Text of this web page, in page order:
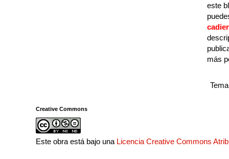
este
más
Creative Commons
Este obra está bajo una Licencia Creative Commons